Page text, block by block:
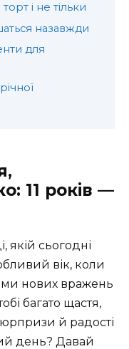
і не тільки
назавжди
для
11 років —
сьогодні
вік, коли
нових вражень
багато щастя,
й радості
день? Давай